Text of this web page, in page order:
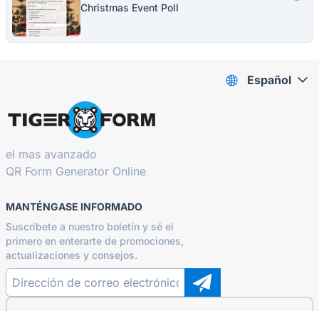
Christmas Event Poll
el mas avanzado
QR Form Generator Online
MANTÉNGASE INFORMADO
Suscríbete a nuestro boletín y sé el
primero en enterarte de promociones,
actualizaciones y consejos.
Español